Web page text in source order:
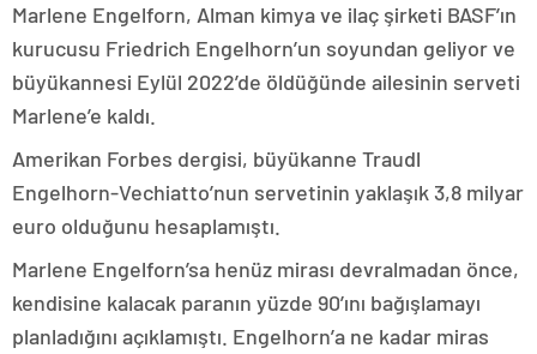
Marlene Engelforn, Alman kimya ve ilaç şirketi BASF’ın
kurucusu Friedrich Engelhorn’un soyundan geliyor ve
büyükannesi Eylül 2022’de öldüğünde ailesinin serveti
Marlene’e kaldı.
Amerikan Forbes dergisi, büyükanne Traudl
Engelhorn-Vechiatto’nun servetinin yaklaşık 3,8 milyar
euro olduğunu hesaplamıştı.
Marlene Engelforn’sa henüz mirası devralmadan önce,
kendisine kalacak paranın yüzde 90’ını bağışlamayı
planladığını açıklamıştı. Engelhorn’a ne kadar miras